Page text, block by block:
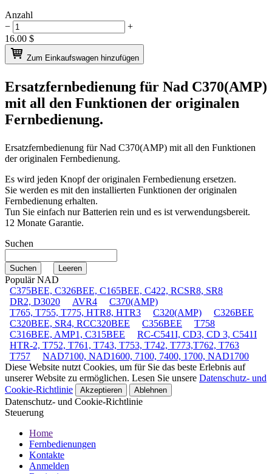
Anzahl
−
+
16.00 $
Zum Einkaufswagen hinzufügen
Ersatzfernbedienung für Nad C370(AMP)
mit all den Funktionen der originalen
Fernbedienung.
Ersatzfernbedienung fürNad C370(AMP) mit all den Funktionen
der originalen Fernbedienung.
Es wird jeden Knopf der originalen Fernbedienung ersetzen.
Sie werden es mit den installierten Funktionen der originalen
Fernbedienung erhalten.
Tun Sie einfach nur Batterien rein und es ist verwendungsbereit.
12 Monate Garantie.
Suchen
Populär NAD
C375BEE, C326BEE, C165BEE, C422, RCSR8, SR8
DR2, D3020
AVR4
C370(AMP)
T765, T755, T775, HTR8, HTR3
C320(AMP)
C326BEE
C320BEE, SR4, RCC320BEE
C356BEE
T758
C316BEE, AMP1, C315BEE
RC-C541I, CD3, CD 3, C541I
HTR-2, T752, T761, T743, T753, T742, T773,T762, T763
T757
NAD7100, NAD1600, 7100, 7400, 1700, NAD1700
Diese Website nutzt Cookies, um für Sie das beste Erlebnis auf
unserer Website zu ermöglichen. Lesen Sie unsere Datenschutz- und
Cookie-Richtlinie
Akzeptieren Ablehnen
Datenschutz- und Cookie-Richtlinie
Steuerung
Home
Fernbedienungen
Kontakte
Anmelden